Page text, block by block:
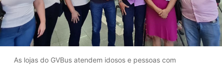
As lojas do GVBus atendem idosos e pessoas com